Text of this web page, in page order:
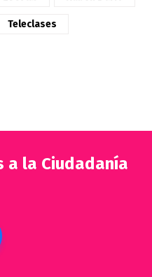
Teleclases
a la Ciudadanía